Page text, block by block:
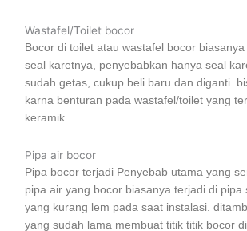
Wastafel/Toilet bocor
Bocor di toilet atau wastafel bocor
seal karetnya, penyebabkan hanya seal
sudah getas, cukup beli baru dan diganti.
karna benturan pada wastafel/toilet yang
keramik.
Pipa air bocor
Pipa bocor terjadi Penyebab utama yang
pipa air yang bocor biasanya terjadi di pipa
yang kurang lem pada saat instalasi.
yang sudah lama membuat titik titik bocor